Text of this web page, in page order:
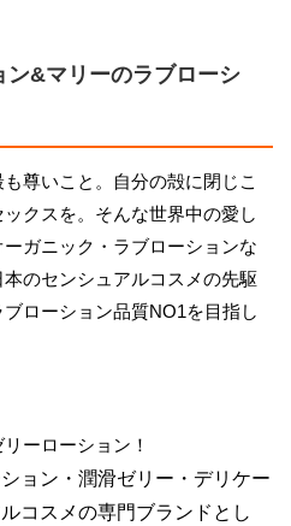
ン&マリーのラブローシ
尊いこと。自分の殻に閉じこ
クスを。そんな世界中の愛し
ガニック・ラブローションな
のセンシュアルコスメの先駆
ローション品質NO1を目指し
ーローション！
ョン・潤滑ゼリー・デリケー
コスメの専門ブランドとし